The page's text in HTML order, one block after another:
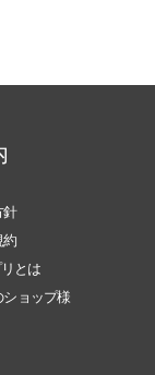
針
約
とは
ョップ様